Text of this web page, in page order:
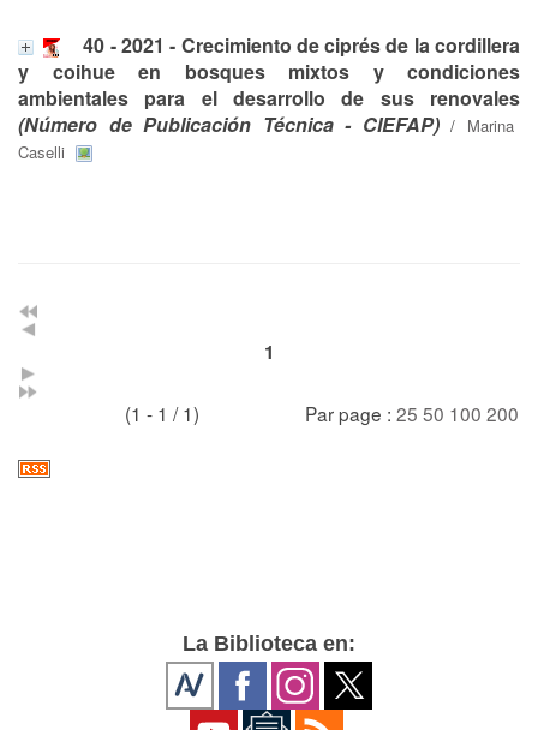
40 - 2021 - Crecimiento de ciprés de la cordillera
y coihue en bosques mixtos y condiciones
ambientales para el desarrollo de sus renovales
(Número de Publicación Técnica - CIEFAP)/ Marina
Caselli
1
(1 - 1 / 1) Par page : 25 50 100 200
La Biblioteca en: